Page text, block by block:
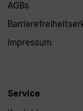
AGBs
Impressum
Service